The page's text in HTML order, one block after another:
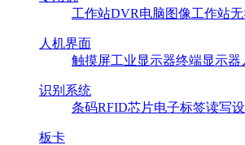
工作站DVR电脑图像工作站
人机界面
触摸屏工业显示器终端显示器
识别系统
条码RFID芯片电子标签读写
板卡